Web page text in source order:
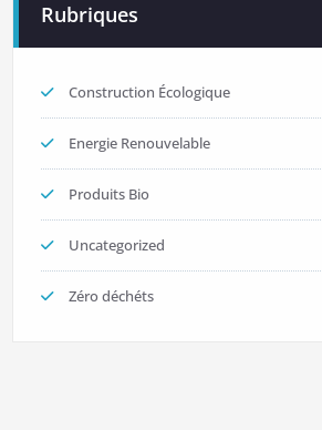
Rubriques
Construction Écologique
Energie Renouvelable
Produits Bio
Uncategorized
Zéro déchéts